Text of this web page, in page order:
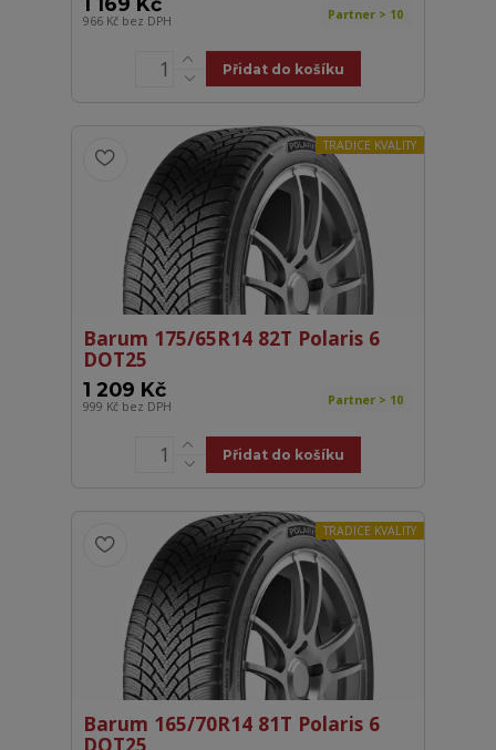
966 Kč bez DPH Partner > 10
Přidat do košíku
TRADICE KVALITY
Barum 175/65R14 82T Polaris 6
DOT25
1 209 Kč
999 Kč bez DPH Partner > 10
Přidat do košíku
TRADICE KVALITY
Barum 165/70R14 81T Polaris 6